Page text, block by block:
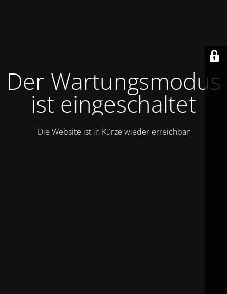
Der Wartungsmodus
ist eingeschaltet
Die Website ist in Kürze wieder erreichbar